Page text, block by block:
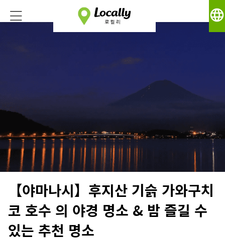
language
【야마나시】후지산 기슭 가와구치
코 호수 의 야경 명소 & 밤 즐길 수
있는 추천 명소